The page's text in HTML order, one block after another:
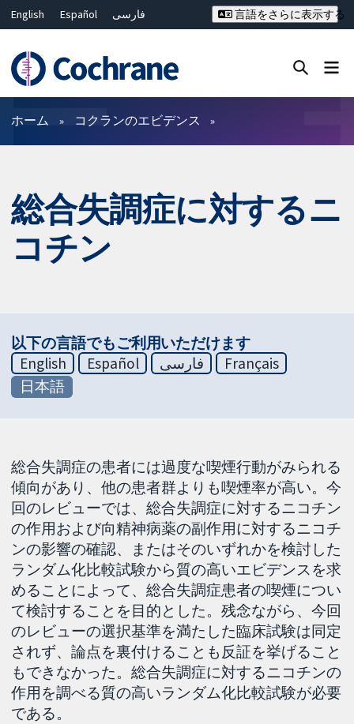
English Español
فارسی
Deutsch
Bahasa Malaysia
ไทย
繁體中文
简体中文
言語をさらに表示する
フィルター
ホーム コクランのエビデンス
総合失調症に対するニ
コチン
以下の言語でもご利用いただけます
English
Español فارسی
Français
日本語
総合失調症の患者には過度な喫煙行動がみられる
傾向があり、他の患者群よりも喫煙率が高い。今
回のレビューでは、総合失調症に対するニコチン
の作用および向精神病薬の副作用に対するニコチ
ンの影響の確認、またはそのいずれかを検討した
ランダム化比較試験から質の高いエビデンスを求
めることによって、総合失調症患者の喫煙につい
て検討することを目的とした。残念ながら、今回
のレビューの選択基準を満たした臨床試験は同定
されず、論点を裏付けることも反証を挙げること
もできなかった。総合失調症に対するニコチンの
作用を調べる質の高いランダム化比較試験が必要
である。